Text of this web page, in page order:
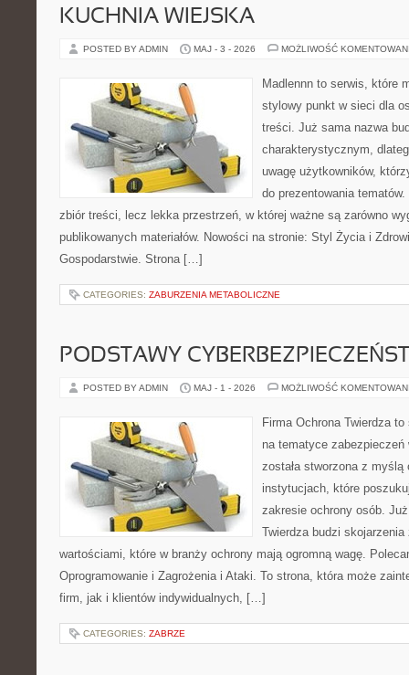
KUCHNIA WIEJSKA
POSTED BY ADMIN MAJ - 3 - 2026 MOŻLIWOŚĆ
Madlennn to serwis, które
stylowy punkt w sieci dla
treści. Już sama nazwa
charakterystycznym,
uwagę użytkowników,
do prezentowania
zbiór treści, lecz lekka przestrzeń, w której ważne są zarówno
publikowanych materiałów. Nowości na stronie: Styl Życia i
Gospodarstwie. Strona […]
CATEGORIES: ZABURZENIA METABOLICZNE
PODSTAWY
POSTED BY ADMIN MAJ - 1 - 2026 MOŻLIWOŚĆ
Firma Ochrona Twierdza
na tematyce
została stworzona z
instytucjach, które
zakresie ochrony osób.
Twierdza budzi
wartościami, które w branży ochrony mają ogromną wagę.
Oprogramowanie i Zagrożenia i Ataki. To strona, która może
firm, jak i klientów indywidualnych, […]
CATEGORIES: ZABRZE